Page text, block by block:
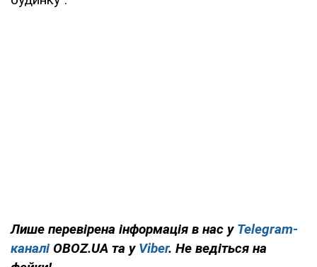
Лише перевірена інформація в нас у Telegram-
каналі OBOZ.UA та у Viber. Не ведіться на